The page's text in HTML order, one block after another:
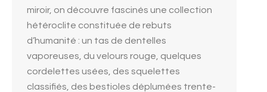
miroir, on découvre fascinés une collection
hétéroclite constituée de rebuts
d’humanité : un tas de dentelles
vaporeuses, du velours rouge, quelques
cordelettes usées, des squelettes
classifiés, des bestioles déplumées trente-